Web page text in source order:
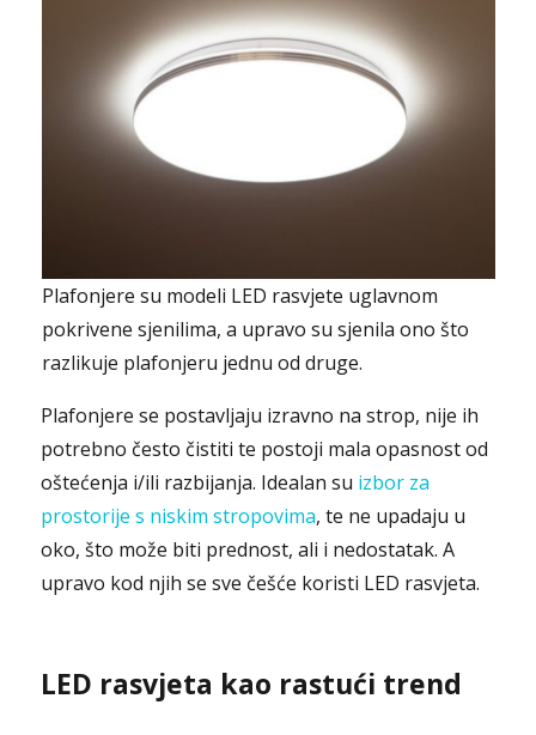
Plafonjere su modeli LED rasvjete uglavnom
pokrivene sjenilima, a upravo su sjenila ono što
razlikuje plafonjeru jednu od druge.
Plafonjere se postavljaju izravno na strop, nije ih
potrebno često čistiti te postoji mala opasnost od
oštećenja i/ili razbijanja. Idealan su izbor za
prostorije s niskim stropovima, te ne upadaju u
oko, što može biti prednost, ali i nedostatak. A
upravo kod njih se sve češće koristi LED rasvjeta.
LED rasvjeta kao rastući trend